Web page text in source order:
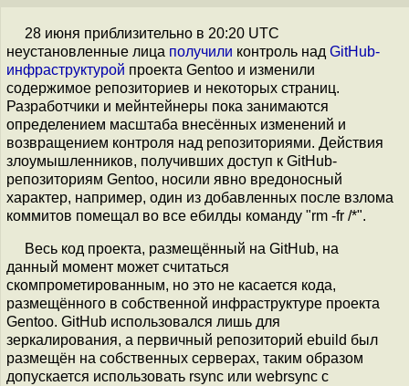
28 июня приблизительно в 20:20 UTC
неустановленные лица получили контроль над GitHub-
инфраструктурой проекта Gentoo и изменили
содержимое репозиториев и некоторых страниц.
Разработчики и мейнтейнеры пока занимаются
определением масштаба внесённых изменений и
возвращением контроля над репозиториями. Действия
злоумышленников, получивших доступ к GitHub-
репозиториям Gentoo, носили явно вредоносный
характер, например, один из добавленных после взлома
коммитов помещал во все ебилды команду "rm -fr /*".
Весь код проекта, размещённый на GitHub, на
данный момент может считаться
скомпрометированным, но это не касается кода,
размещённого в собственной инфраструктуре проекта
Gentoo. GitHub использовался лишь для
зеркалирования, а первичный репозиторий ebuild был
размещён на собственных серверах, таким образом
допускается использовать rsync или webrsync с